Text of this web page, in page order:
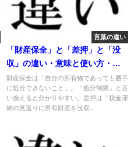
言葉の違い
「財産保全」と「差押」と「没
収」の違い・意味と使い方・由
来や例文
財産保全は「自分の所有物であっても勝手
に処分できないこと」。「処分制限」と言
い換えると分かりやすい。差押は「税金滞
納の見返りに所有財産を没収...